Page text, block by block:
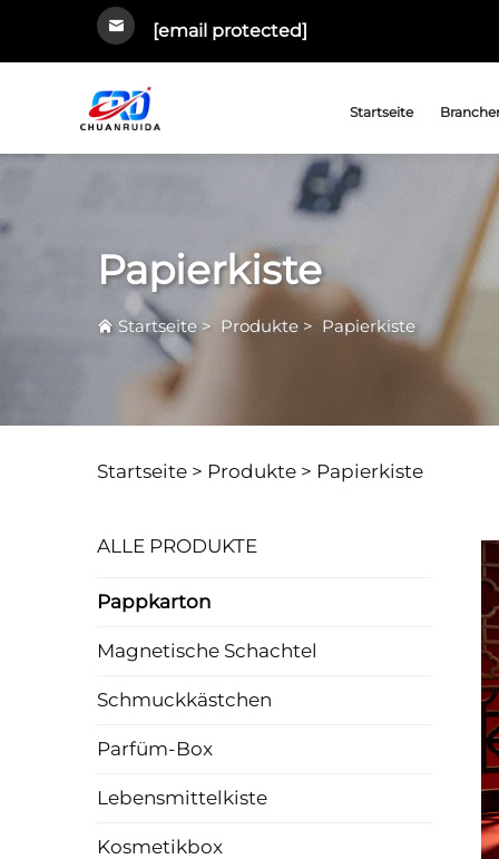
[email protected]
Startseite
Papierkiste
Startseite> Produkte > Papierkiste
Startseite > Produkte > Papierkiste
ALLE PRODUKTE
Pappkarton
Magnetische Schachtel
Schmuckkästchen
Parfüm-Box
Lebensmittelkiste
Kosmetikbox